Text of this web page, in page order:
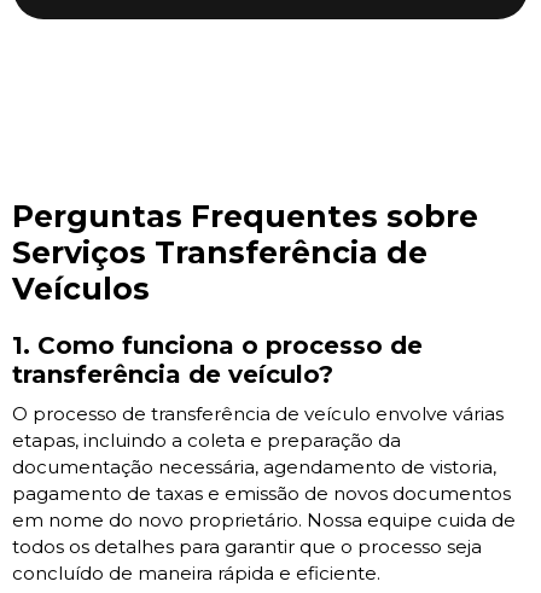
Perguntas Frequentes sobre
Serviços Transferência de
Veículos
1. Como funciona o processo de
transferência de veículo?
O processo de transferência de veículo envolve várias
etapas, incluindo a coleta e preparação da
documentação necessária, agendamento de vistoria,
pagamento de taxas e emissão de novos documentos
em nome do novo proprietário. Nossa equipe cuida de
todos os detalhes para garantir que o processo seja
concluído de maneira rápida e eficiente.